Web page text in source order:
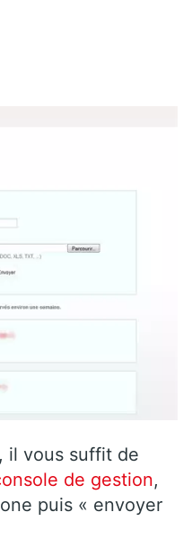
il vous suffit de
de gestion,
puis « envoyer